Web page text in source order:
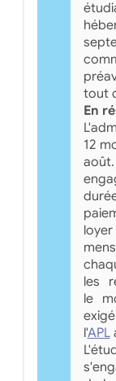
tout
En
12
les
le
l'APL